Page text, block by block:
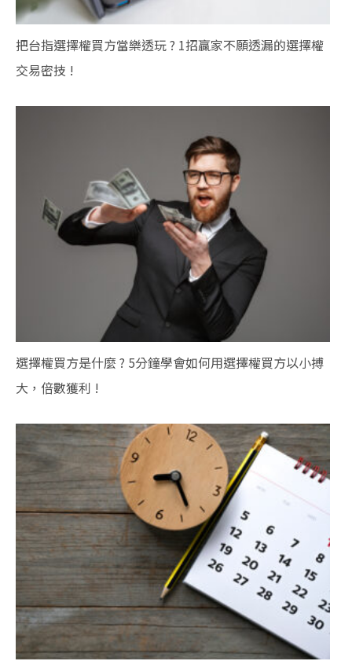
把台指選擇權買方當樂透玩 ? 1招贏家不願透漏的選擇權
交易密技 !
選擇權買方是什麼 ? 5分鐘學會如何用選擇權買方以小搏
大，倍數獲利 !